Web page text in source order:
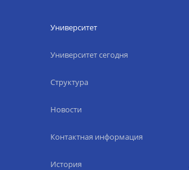
Университет
Университет сегодня
Структура
Новости
Контактная информация
История